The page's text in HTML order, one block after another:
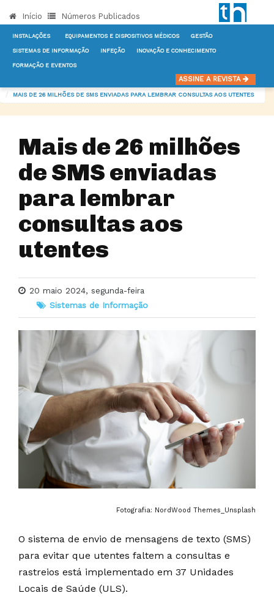
Início Números Publicados
INSTALAÇÕES EQUIPAMENTOS E DISPOSITIVOS MÉDICOS GESTÃO
SISTEMAS DE INFORMAÇÃO INFEÇÃO INOVAÇÃO E CONHECIMENTO
FORMAÇÃO E EVENTOS
ASSINE A REVISTA
MAIS DE 26 MILHÕES DE SMS ENVIADAS PARA LEMBRAR CONSULTAS AOS UTENTES
Mais de 26 milhões
de SMS enviadas
para lembrar
consultas aos
utentes
20 maio 2024, segunda-feira
Sistemas de Informação
Fotografia: NordWood Themes_Unsplash
O sistema de envio de mensagens de texto (SMS)
para evitar que utentes faltem a consultas e
rastreios está implementado em 37 Unidades
Locais de Saúde (ULS).